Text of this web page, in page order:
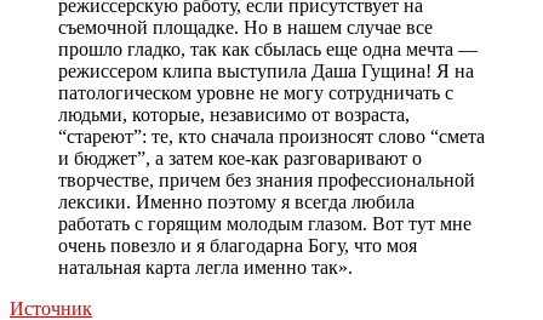
режиссерскую работу, если присутствует на
съемочной площадке. Но в нашем случае все
прошло гладко, так как сбылась еще одна мечта —
режиссером клипа выступила Даша Гущина! Я на
патологическом уровне не могу сотрудничать с
людьми, которые, независимо от возраста,
“стареют”: те, кто сначала произносят слово “смета
и бюджет”, а затем кое-как разговаривают о
творчестве, причем без знания профессиональной
лексики. Именно поэтому я всегда любила
работать с горящим молодым глазом. Вот тут мне
очень повезло и я благодарна Богу, что моя
натальная карта легла именно так».
Источник